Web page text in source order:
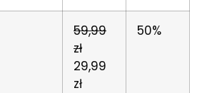
59,99
zł
29,99
zł
50%